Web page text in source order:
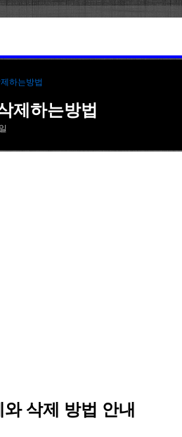
하는방법
제하는방법
삭제 방법 안내